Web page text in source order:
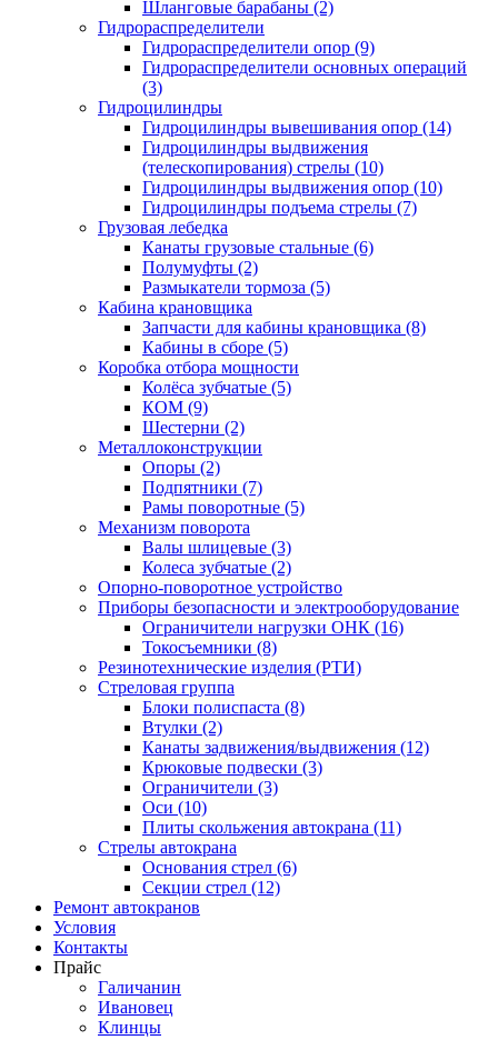
Шланговые барабаны (2)
Гидрораспределители
Гидрораспределители опор (9)
Гидрораспределители основных операций
(3)
Гидроцилиндры
Гидроцилиндры вывешивания опор (14)
Гидроцилиндры выдвижения
(телескопирования) стрелы (10)
Гидроцилиндры выдвижения опор (10)
Гидроцилиндры подъема стрелы (7)
Грузовая лебедка
Канаты грузовые стальные (6)
Полумуфты (2)
Размыкатели тормоза (5)
Кабина крановщика
Запчасти для кабины крановщика (8)
Кабины в сборе (5)
Коробка отбора мощности
Колёса зубчатые (5)
КОМ (9)
Шестерни (2)
Металлоконструкции
Опоры (2)
Подпятники (7)
Рамы поворотные (5)
Механизм поворота
Валы шлицевые (3)
Колеса зубчатые (2)
Опорно-поворотное устройство
Приборы безопасности и электрооборудование
Ограничители нагрузки ОНК (16)
Токосъемники (8)
Резинотехнические изделия (РТИ)
Стреловая группа
Блоки полиспаста (8)
Втулки (2)
Канаты задвижения/выдвижения (12)
Крюковые подвески (3)
Ограничители (3)
Оси (10)
Плиты скольжения автокрана (11)
Стрелы автокрана
Основания стрел (6)
Секции стрел (12)
Ремонт автокранов
Условия
Контакты
Прайс
Галичанин
Ивановец
Клинцы